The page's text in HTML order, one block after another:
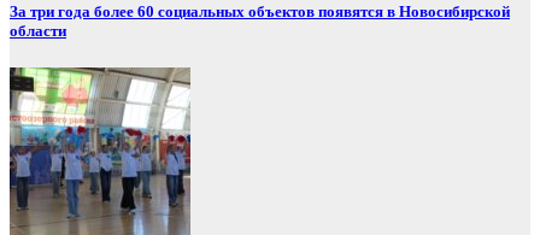
За три года более 60 социальных объектов появятся в Новосибирской
области